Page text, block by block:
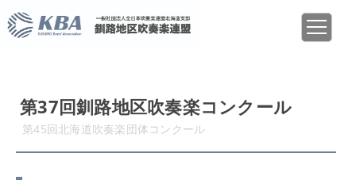
第37回釧路地区吹奏楽コンクール
第45回北海道吹奏楽団体コンクール